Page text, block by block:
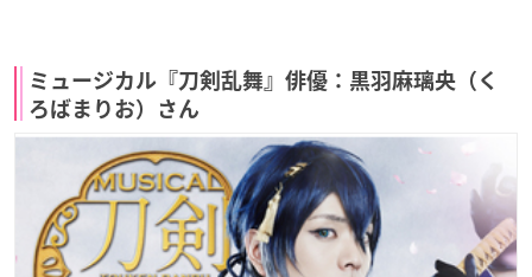
ミュージカル『刀剣乱舞』俳優：黒羽麻璃央（く
ろばまりお）さん